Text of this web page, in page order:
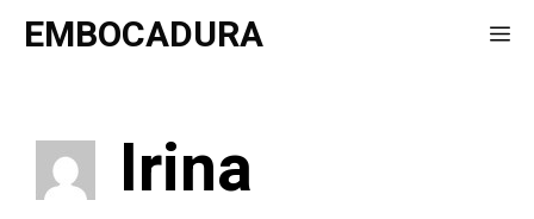
SaltarEMBOCADURA
Irina